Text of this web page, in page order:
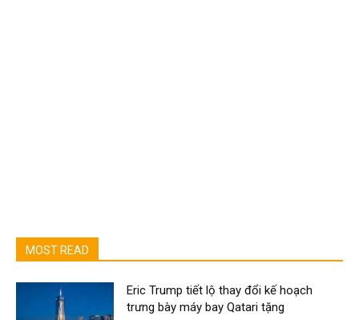
MOST READ
Eric Trump tiết lộ thay đổi kế hoạch
trưng bày máy bay Qatari tặng